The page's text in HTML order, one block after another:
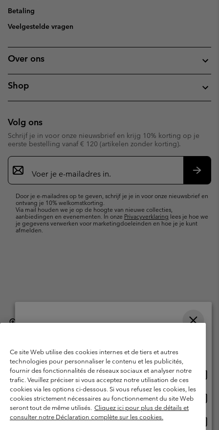
Betaling
Veelgestelde vragen
Over ons
Shop
Volg ons
Schrijf je in voor onze nieuwsbrief en krijg 10% korting op je
eerste bestelling vanaf € 120 (artikelen zonder korting).
Aanmelden
voor
e-
Door je e-mailadres op te geven, schrijf je je in voor onze nieuwsbrief en
ontvang je 10% welkomstkorting.
Via mail houden we je op de hoogte van nieuwe collecties,
aanbiedingen en evenementen. In onze Privacyverklaring lees je hoe we
je gegevens verwerken voor marketingdoeleinden en hoe je je kunt
afmelden.
België (Nederlands) | English ›| français ›
Gebruiksvoorwaarden
Verkoopvoorwaarden
Garantie
Privacybeleid
Gebruiksvoorwaarden voor lidmaatschap
Voorwaarden voor door gebruikers gegenereerde inhoud
Impressum
Cookies
Ce site Web utilise des cookies internes et de tiers et autres
technologies pour personnaliser le contenu et les publicités,
fournir des fonctionnalités de réseaux sociaux et analyser notre
trafic. Veuillez préciser si vous acceptez notre utilisation de ces
cookies via les options ci-dessous. Si vous refusez les cookies, les
cookies strictement nécessaires au fonctionnement du site Web
seront tout de même utilisés. Cliquez ici pour plus de détails et
consulter notre Déclaration complète sur les cookies.
Online shoppen beschikbaar
United States
Belgium-English
Belgium-Français